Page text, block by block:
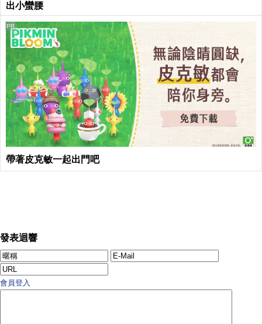
出小蠻腰
帶著皮克敏一起出門吧
PR
發表迴響
會員登入